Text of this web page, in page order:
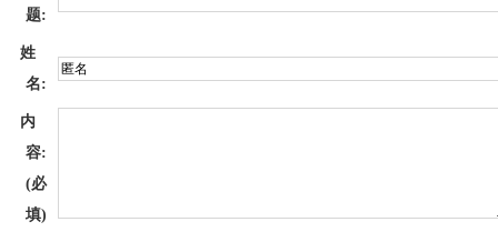
题:
姓
名:
内
容:
(必
填)